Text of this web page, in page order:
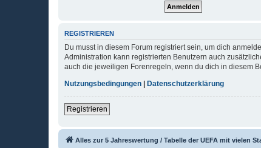
REGISTRIEREN
Du musst in diesem Forum registriert sein, um dich
Administration kann registrierten Benutzern auch
auch die jeweiligen Forenregeln, wenn du dich in diesem
Nutzungsbedingungen
Datenschutzerklärung
Registrieren
Alles zur 5 Jahreswertung / Tabelle der UEFA mit vielen